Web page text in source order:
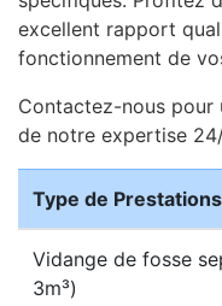
excellent rapport
fonctionnement de
Contactez-nous pour
de notre expertise
Type de Prestations
Vidange de fosse
3m³)